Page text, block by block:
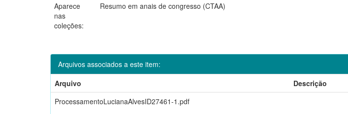
Aparece
nas
coleções:
Resumo em anais de congresso (CTAA)
Arquivos associados a este item:
Arquivo
Descrição
ProcessamentoLucianaAlvesID27461-1.pdf